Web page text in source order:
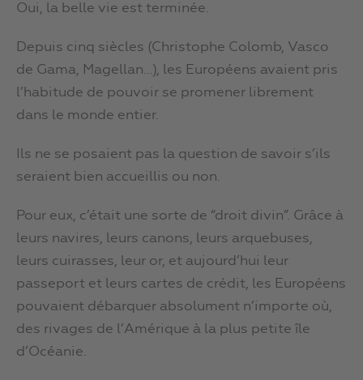
Oui, la belle vie est terminée.
Depuis cinq siècles (Christophe Colomb, Vasco
de Gama, Magellan…), les Européens avaient pris
l’habitude de pouvoir se promener librement
dans le monde entier.
Ils ne se posaient pas la question de savoir s’ils
seraient bien accueillis ou non.
Pour eux, c’était une sorte de “droit divin”. Grâce à
leurs navires, leurs canons, leurs arquebuses,
leurs cuirasses, leur or, et aujourd’hui leur
passeport et leurs cartes de crédit, les Européens
pouvaient débarquer absolument n’importe où,
des rivages de l’Amérique à la plus petite île
d’Océanie.